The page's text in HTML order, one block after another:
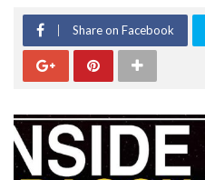
Share on Facebook